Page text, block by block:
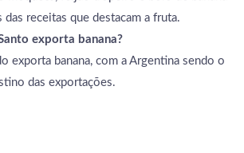
das receitas que destacam a fruta.
exporta banana?
exporta banana, com a Argentina sendo o
das exportações.